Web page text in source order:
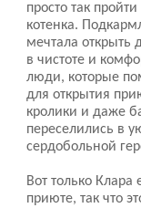
просто так
котенка.
мечтала открыть
в чистоте и
люди, которые
для открытия
кролики и даже
переселились в
сердобольной
Вот только Клара
приюте, так что